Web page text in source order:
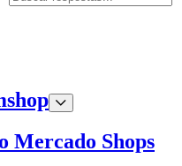
Mercado Shops